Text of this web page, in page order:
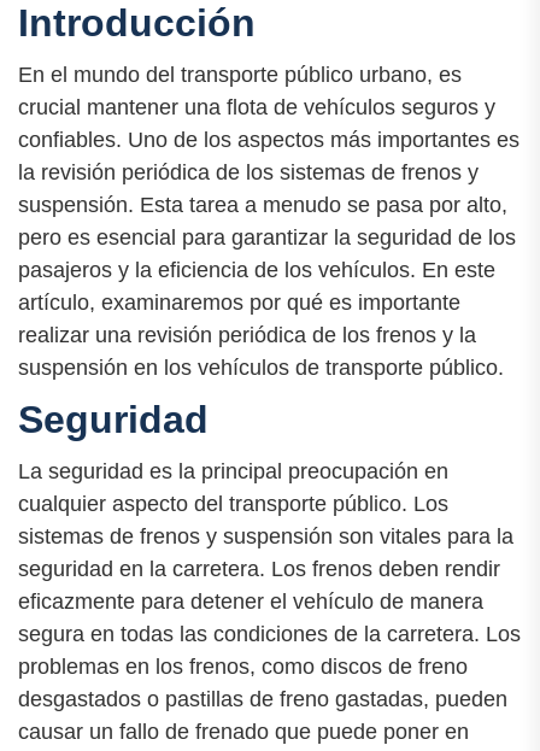
Introducción
En el mundo del transporte público urbano, es
crucial mantener una flota de vehículos seguros y
confiables. Uno de los aspectos más importantes es
la revisión periódica de los sistemas de frenos y
suspensión. Esta tarea a menudo se pasa por alto,
pero es esencial para garantizar la seguridad de los
pasajeros y la eficiencia de los vehículos. En este
artículo, examinaremos por qué es importante
realizar una revisión periódica de los frenos y la
suspensión en los vehículos de transporte público.
Seguridad
La seguridad es la principal preocupación en
cualquier aspecto del transporte público. Los
sistemas de frenos y suspensión son vitales para la
seguridad en la carretera. Los frenos deben rendir
eficazmente para detener el vehículo de manera
segura en todas las condiciones de la carretera. Los
problemas en los frenos, como discos de freno
desgastados o pastillas de freno gastadas, pueden
causar un fallo de frenado que puede poner en